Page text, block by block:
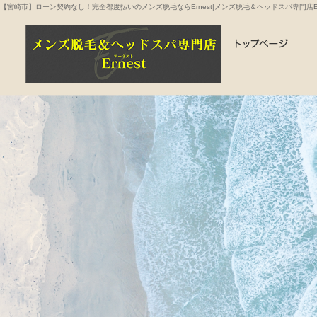
【宮崎市】ローン契約なし！完全都度払いのメンズ脱毛ならErnest|メンズ脱毛＆ヘッドスパ専門店